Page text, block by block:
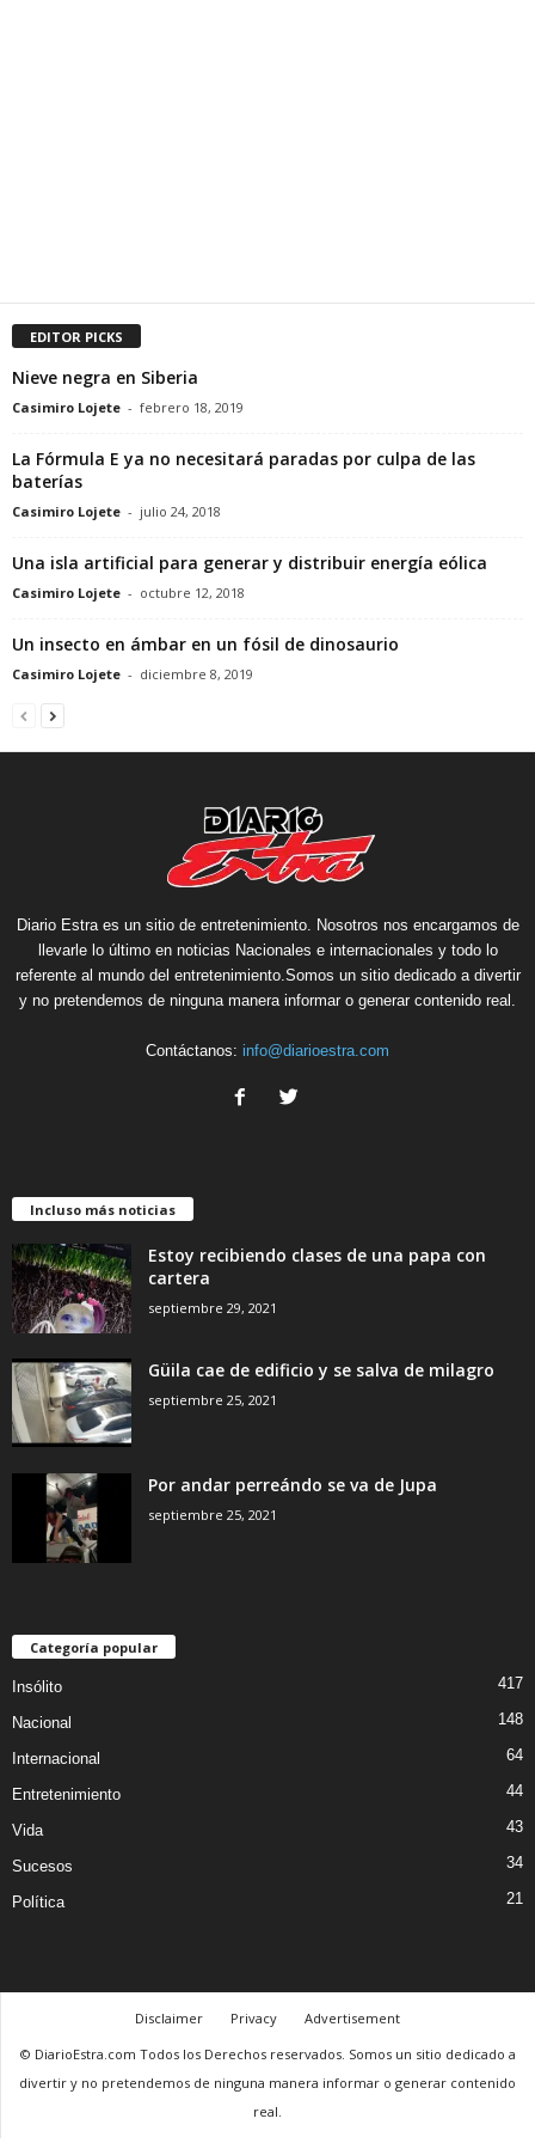
EDITOR PICKS
Nieve negra en Siberia
Casimiro Lojete - febrero 18, 2019
La Fórmula E ya no necesitará paradas por culpa de las
baterías
Casimiro Lojete - julio 24, 2018
Una isla artificial para generar y distribuir energía eólica
Casimiro Lojete - octubre 12, 2018
Un insecto en ámbar en un fósil de dinosaurio
Casimiro Lojete - diciembre 8, 2019
Diario Estra es un sitio de entretenimiento. Nosotros nos encargamos de
llevarle lo último en noticias Nacionales e internacionales y todo lo
referente al mundo del entretenimiento.Somos un sitio dedicado a divertir
y no pretendemos de ninguna manera informar o generar contenido real.
Contáctanos: info@diarioestra.com
Incluso más noticias
Estoy recibiendo clases de una papa con
cartera
septiembre 29, 2021
Güila cae de edificio y se salva de milagro
septiembre 25, 2021
Por andar perreándo se va de Jupa
septiembre 25, 2021
Categoría popular
Insólito 417
Nacional 148
Internacional 64
Entretenimiento 44
Vida 43
Sucesos 34
Política 21
Disclaimer Privacy
Advertisement
© DiarioEstra.com Todos los Derechos reservados. Somos un sitio dedicado a
divertir y no pretendemos de ninguna manera informar o generar contenido
real.